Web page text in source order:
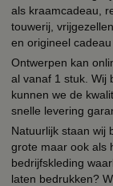
als kraamcadeau,
touwerij,
en origineel cadeau
Ontwerpen kan
al vanaf 1 stuk. Wij
kunnen we de
snelle levering
Natuurlijk staan wij
grote maar ook als
bedrijfskleding
laten bedrukken?